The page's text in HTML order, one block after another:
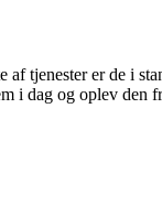
tjenester er de i
i dag og oplev den